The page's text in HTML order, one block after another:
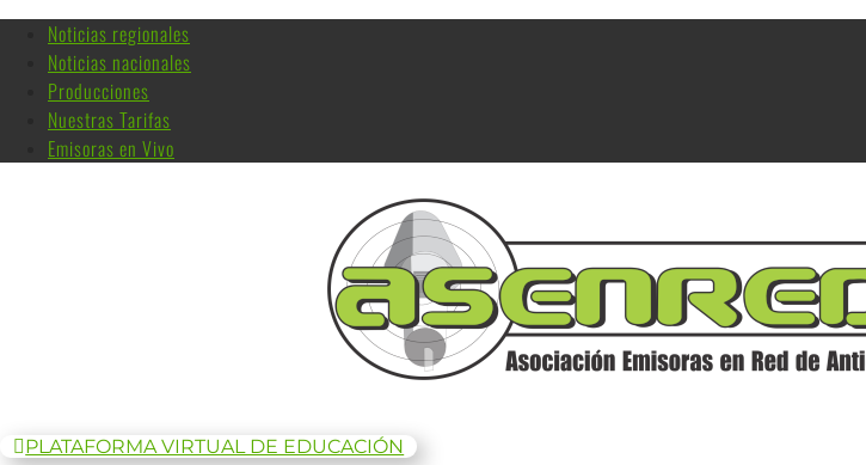
Noticias regionales
Noticias nacionales
Producciones
Nuestras Tarifas
Emisoras en Vivo
PLATAFORMA VIRTUAL DE EDUCACIÓN